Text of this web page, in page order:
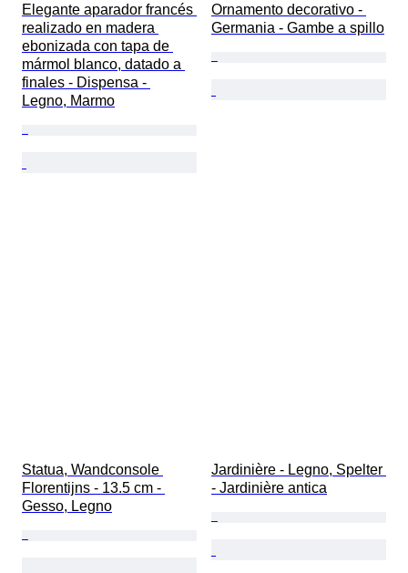
Elegante aparador francés
realizado en madera
ebonizada con tapa de
mármol blanco, datado a
finales - Dispensa -
Legno, Marmo
Ornamento decorativo -
Germania - Gambe a spillo
Statua, Wandconsole
Florentijns - 13.5 cm -
Gesso, Legno
Jardinière - Legno, Spelter
- Jardinière antica